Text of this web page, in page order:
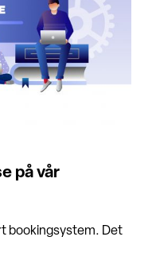
på vår
bookingsystem. Det